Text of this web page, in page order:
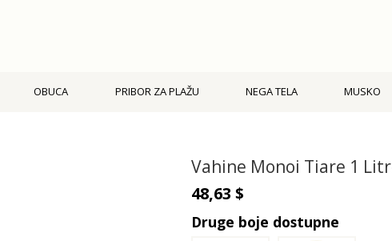
OBUCA PRIBOR ZA PLAŽU NEGA TELA MUSKO
Vahine Monoi Tiare 1
48,63 $
Druge boje dostupne